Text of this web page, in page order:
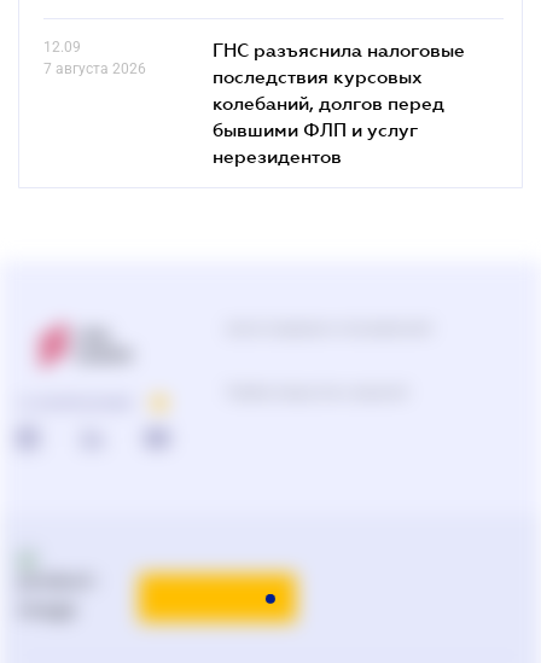
12.09
7 августа 2026
ГНС разъяснила налоговые
последствия курсовых
колебаний, долгов перед
бывшими ФЛП и услуг
нерезидентов